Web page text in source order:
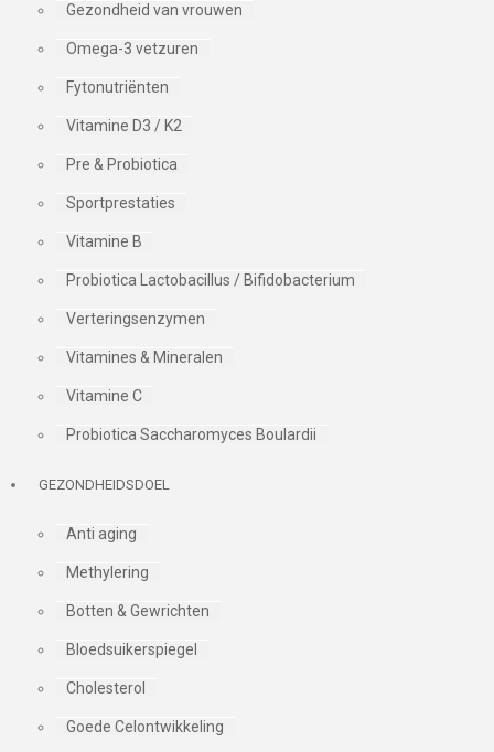
Gezondheid van vrouwen
Omega-3 vetzuren
Fytonutriënten
Vitamine D3 / K2
Pre & Probiotica
Sportprestaties
Vitamine B
Probiotica Lactobacillus / Bifidobacterium
Verteringsenzymen
Vitamines & Mineralen
Vitamine C
Probiotica Saccharomyces Boulardii
GEZONDHEIDSDOEL
Anti aging
Methylering
Botten & Gewrichten
Bloedsuikerspiegel
Cholesterol
Goede Celontwikkeling